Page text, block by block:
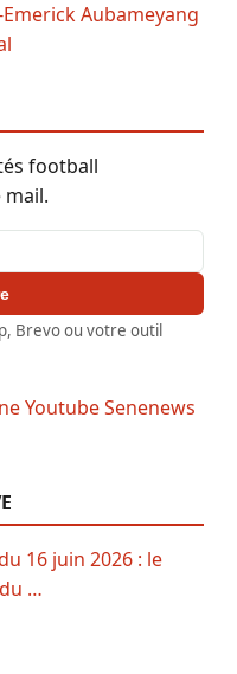
Aubameyang
football
Brevo ou votre outil
16 juin 2026 : le
…